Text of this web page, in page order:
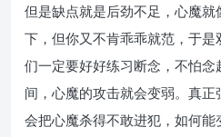
但是缺点就是后劲不足，心魔
下，但你又不肯乖乖就范，于
们一定要好好练习断念，不怕
间，心魔的攻击就会变弱。真
会把心魔杀得不敢进犯，如何